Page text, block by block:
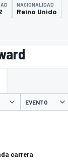
NACIONALIDAD
Reino Unido
EVENTO
carrera